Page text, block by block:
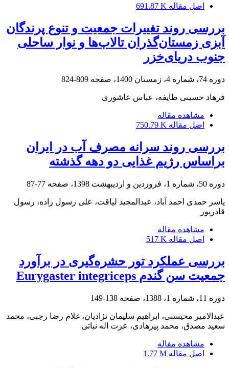
اصل مقاله 691.87 K
بررسی روند تغییرات جمعیت و تنوع پرندگان
آبزی زمستان‌گذران تالاب‌ها و نوار ساحلی
جنوب دریای‌خزر
دوره 74، شماره 4، زمستان 1400، صفحه 809-824
فرهاد حسینی طایفه، عباس عاشوری
مشاهده مقاله
اصل مقاله 750.79 K
بررسی روند سرانه مصرف آب در ایران
براساس رژیم غذایی دو دهه گذشته
دوره 50، شماره 1، فروردین و اردیبهشت 1398، صفحه 77-87
یاسر حمدی احمد آباد، عبدالمجید لیاقت، علی رسول زاده، رسول
قادرپور
مشاهده مقاله
اصل مقاله 517 K
بررسی عملکرد تور حشره‌گیری در برآورد
جمعیت سن گندم Eurygaster integriceps
دوره 11، شماره 1، 1388، صفحه 138-149
عبدالامیر محیسنی، ابراهیم سلیمان نژادیان، غلام رضا رجبی، محمد
سعید مصدق، محمد پیرهادی، عزت اله نباتی
مشاهده مقاله
اصل مقاله 1.77 M